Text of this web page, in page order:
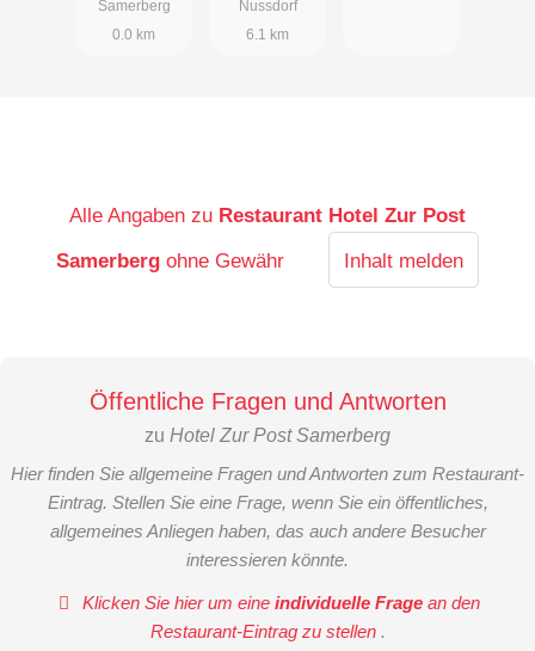
Samerberg
0.0 km
Nussdorf
6.1 km
Alle Angaben zu Restaurant Hotel Zur Post
Samerberg ohne Gewähr Inhalt melden
Öffentliche Fragen und Antworten
zu Hotel Zur Post Samerberg
Hier finden Sie allgemeine Fragen und Antworten zum Restaurant-
Eintrag. Stellen Sie eine Frage, wenn Sie ein öffentliches,
allgemeines Anliegen haben, das auch andere Besucher
interessieren könnte.
Klicken Sie hier um eineindividuelle Frage an den
Restaurant-Eintrag zu stellen .